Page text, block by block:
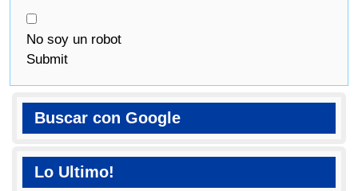
No soy un robot
Submit
Buscar con Google
Lo Ultimo!